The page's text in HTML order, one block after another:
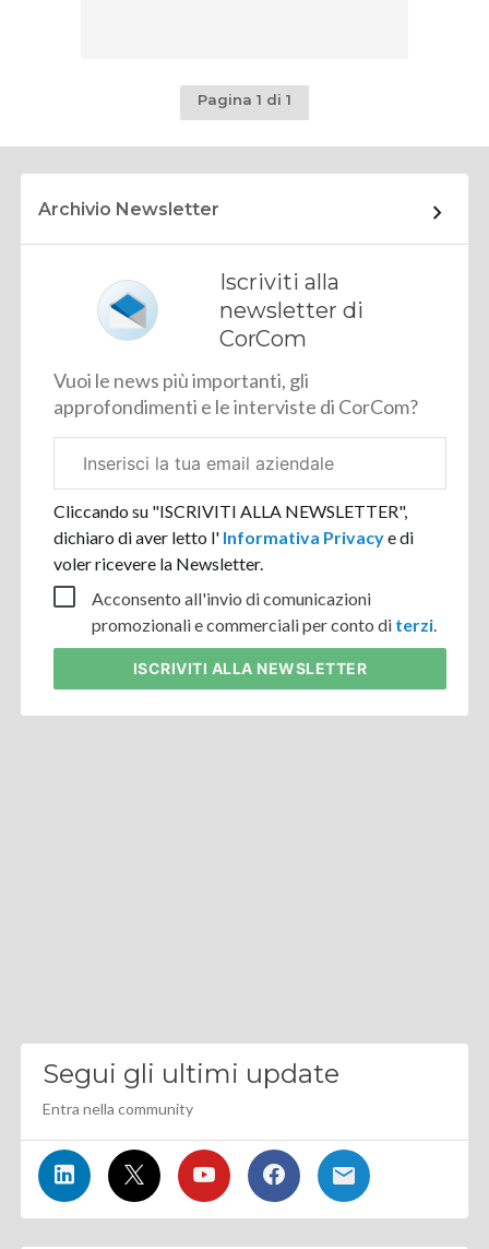
Pagina 1 di 1
Archivio Newsletter
Iscriviti alla
newsletter di
CorCom
Vuoi le news più importanti, gli
approfondimenti e le interviste di CorCom?
aziendale
Cliccando su "ISCRIVITI ALLA NEWSLETTER",
dichiaro di aver letto l' Informativa Privacye di
voler ricevere la Newsletter.
Acconsento all'invio di comunicazioni
promozionali e commerciali per conto di terzi.
ISCRIVITI ALLA NEWSLETTER
Segui gli ultimi update
Entra nella community